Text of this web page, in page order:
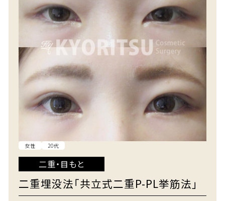
女性 20代
二重・目もと
二重埋没法「共立式二重P-PL挙筋法」